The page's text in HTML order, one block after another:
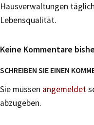
Hausverwaltungen
Lebensqualität.
Keine Kommentare
SCHREIBEN SIE EINEN
Sie müssen angemeldet
abzugeben.